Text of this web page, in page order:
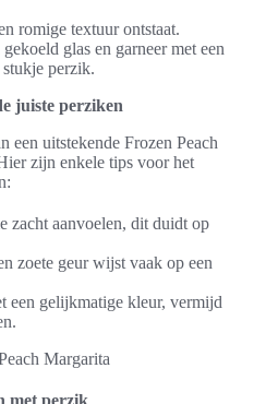
romige textuur ontstaat.
glas en garneer met een
perzik.
juiste perziken
een uitstekende Frozen Peach
zijn enkele tips voor het
zacht aanvoelen, dit duidt op
zoete geur wijst vaak op een
een gelijkmatige kleur, vermijd
met perzik